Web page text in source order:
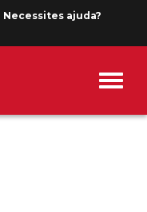
Necessites ajuda?